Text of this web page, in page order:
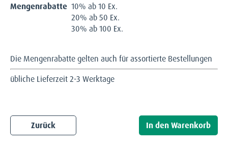
Mengenrabatte 10% ab 10 Ex.
20% ab 50 Ex.
30% ab 100 Ex.
Die Mengenrabatte gelten auch für assortierte Bestellungen
übliche Lieferzeit 2-3 Werktage
Zurück